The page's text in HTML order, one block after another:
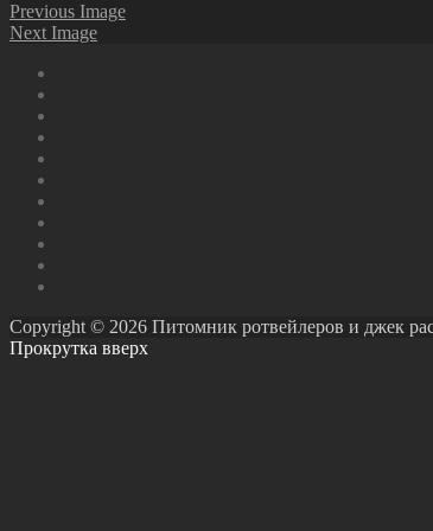
Previous Image
Next Image
Copyright © 2026 Питомник ротвейлеров и джек
Прокрутка вверх